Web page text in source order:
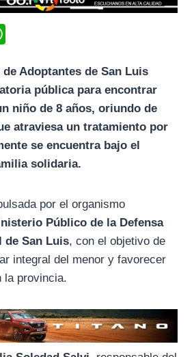
a
t
s
Adoptantes de San Luis
pública para encontrar
niño de 8 años, oriundo de
atraviesa un tratamiento por
se encuentra bajo el
solidaria.
por el organismo
Público de la Defensa
de San Luis, con el objetivo de
integral del menor y favorecer
la provincia.